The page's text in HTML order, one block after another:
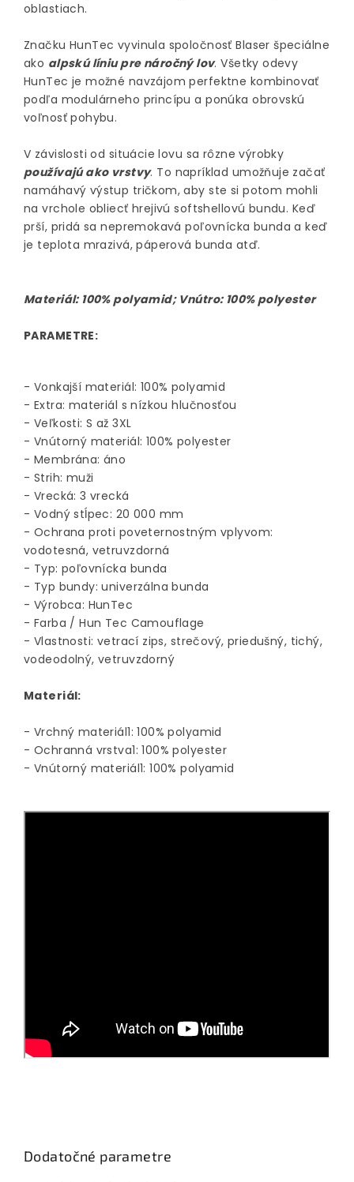
oblastiach.
Značku HunTec vyvinula spoločnosť Blaser špeciálne
ako alpskú líniu pre náročný lov. Všetky odevy
HunTec je možné navzájom perfektne kombinovať
podľa modulárneho princípu a ponúka obrovskú
voľnosť pohybu.
V závislosti od situácie lovu sa rôzne výrobky
používajú ako vrstvy. To napríklad umožňuje začať
namáhavý výstup tričkom, aby ste si potom mohli
na vrchole obliecť hrejivú softshellovú bundu. Keď
prší, pridá sa nepremokavá poľovnícka bunda a keď
je teplota mrazivá, páperová bunda atď.
Materiál: 100% polyamid; Vnútro: 100% polyester
PARAMETRE:
- Vonkajší materiál: 100% polyamid
- Extra: materiál s nízkou hlučnosťou
- Veľkosti: S až 3XL
- Vnútorný materiál: 100% polyester
- Membrána: áno
- Strih: muži
- Vrecká: 3 vrecká
- Vodný stĺpec: 20 000 mm
- Ochrana proti poveternostným vplyvom:
vodotesná, vetruvzdorná
- Typ: poľovnícka bunda
- Typ bundy: univerzálna bunda
- Výrobca: HunTec
- Farba / Hun Tec Camouflage
- Vlastnosti: vetrací zips, strečový, priedušný, tichý,
vodeodolný, vetruvzdorný
Materiál:
- Vrchný materiál1: 100% polyamid
- Ochranná vrstva1: 100% polyester
- Vnútorný materiál1: 100% polyamid
Dodatočné parametre